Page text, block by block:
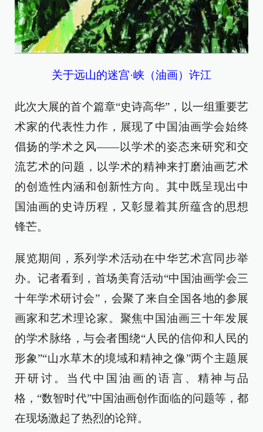
关于远山的迷宫·峡（油画）许江
此次大展的首个篇章“史诗高华”，以一组重要艺
术家的代表性力作，展现了中国油画学会始终
倡扬的学术之风——以学术的姿态来研究和交
流艺术的问题，以学术的精神来打磨油画艺术
的创造性内涵和创新性方向。其中既呈现出中
国油画的史诗历程，又彰显着其所蕴含的思想
锋芒。
展览期间，系列学术活动在中华艺术宫同步举
办。记者看到，首场美育活动“中国油画学会三
十年学术研讨会”，会聚了来自全国各地的参展
画家和艺术理论家。聚焦中国油画三十年发展
的学术脉络，与会者围绕“人民的信仰和人民的
形象”“山水草木的境域和精神之像”两个主题展
开研讨。当代中国油画的语言、精神与品
格，“数智时代”中国油画创作面临的问题等，都
在现场激起了热烈的论辩。